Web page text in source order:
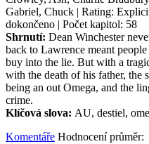
Gabriel, Chuck | Rating:
dokončeno | Počet kapitol: 58
Shrnutí: Dean Winchester
back to Lawrence meant
buy into the lie. But with a
with the death of his father, the
being an out Omega, and the
crime.
Klíčová slova: AU, destiel,
Komentáře Hodnocení